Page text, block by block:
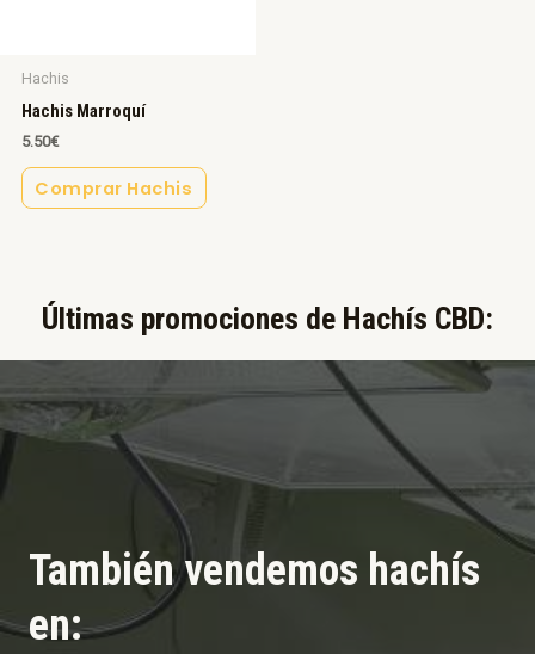
Hachis
Hachis Marroquí
5.50€
Comprar Hachis
Últimas promociones de Hachís CBD:​
También vendemos hachís
en: